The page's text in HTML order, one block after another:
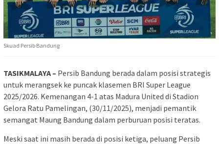
Skuad Persib Bandung
TASIKMALAYA – Persib Bandung berada dalam posisi strategis
untuk merangsek ke puncak klasemen BRI Super League
2025/2026. Kemenangan 4-1 atas Madura United di Stadion
Gelora Ratu Pamelingan, (30/11/2025), menjadi pemantik
semangat Maung Bandung dalam perburuan posisi teratas.
Meski saat ini masih berada di posisi ketiga, peluang Persib